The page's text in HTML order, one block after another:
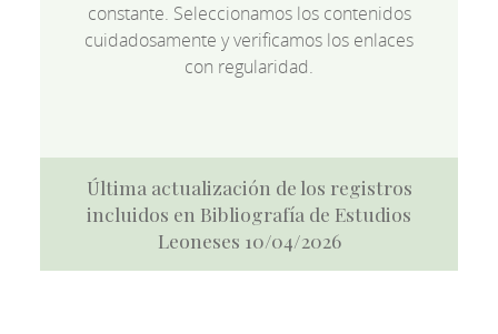
constante. Seleccionamos los contenidos
cuidadosamente y verificamos los enlaces
con regularidad.
Última actualización de los registros
incluidos en Bibliografía de Estudios
Leoneses 10/04/2026